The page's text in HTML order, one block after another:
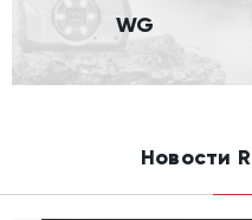
WG
Новости